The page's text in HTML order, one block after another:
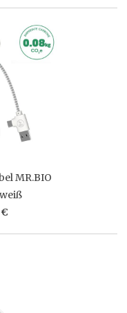
MR.BIO